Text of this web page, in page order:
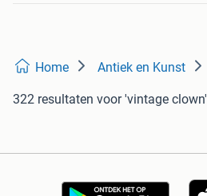
Home Antiek en Kunst
322 resultaten voor 'vintage clown'